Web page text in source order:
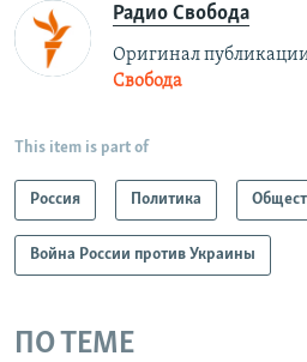
Радио Свобода
Оригинал
Свобода
This item is part of
Россия Политика
Война России против Украины
ПО ТЕМЕ